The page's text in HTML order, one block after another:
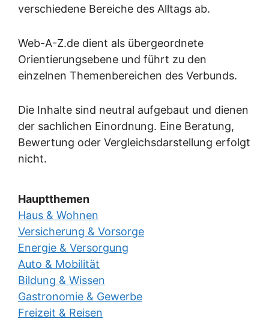
verschiedene Bereiche des Alltags ab.
Web-A-Z.de dient als übergeordnete
Orientierungsebene und führt zu den
einzelnen Themenbereichen des Verbunds.
Die Inhalte sind neutral aufgebaut und dienen
der sachlichen Einordnung. Eine Beratung,
Bewertung oder Vergleichsdarstellung erfolgt
nicht.
Hauptthemen
Haus & Wohnen
Versicherung & Vorsorge
Energie & Versorgung
Auto & Mobilität
Bildung & Wissen
Gastronomie & Gewerbe
Freizeit & Reisen